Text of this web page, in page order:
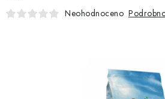
PRO CHOVATELE
KRÁLÍCI/HLODAVCI/PTÁCI
Neohodnoceno